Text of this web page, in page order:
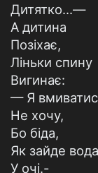
Дитятко...—
А дитина
Позіхає,
Ліньки спину
Вигинає:
— Я
Не хочу,
Бо біда,
Як зайде вода
У очі.-